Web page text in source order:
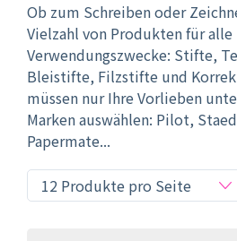
Ob zum Schreiben oder
Vielzahl von Produkten für alle
Verwendungszwecke: Stifte,
Bleistifte, Filzstifte und
müssen nur Ihre Vorlieben
Marken auswählen: Pilot,
Papermate...